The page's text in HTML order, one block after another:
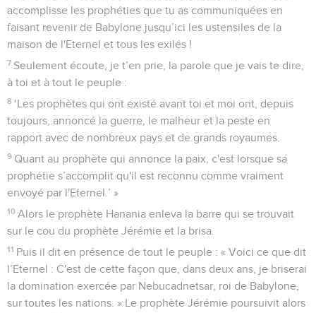
accomplisse les prophéties que tu as communiquées en
faisant revenir de Babylone jusqu’ici les ustensiles de la
maison de l'Eternel et tous les exilés !
7 Seulement écoute, je t’en prie, la parole que je vais te dire,
à toi et à tout le peuple :
8 ‘Les prophètes qui ont existé avant toi et moi ont, depuis
toujours, annoncé la guerre, le malheur et la peste en
rapport avec de nombreux pays et de grands royaumes.
9 Quant au prophète qui annonce la paix, c'est lorsque sa
prophétie s’accomplit qu'il est reconnu comme vraiment
envoyé par l'Eternel.’ »
10 Alors le prophète Hanania enleva la barre qui se trouvait
sur le cou du prophète Jérémie et la brisa.
11 Puis il dit en présence de tout le peuple : « Voici ce que dit
l’Eternel : C'est de cette façon que, dans deux ans, je briserai
la domination exercée par Nebucadnetsar, roi de Babylone,
sur toutes les nations. » Le prophète Jérémie poursuivit alors